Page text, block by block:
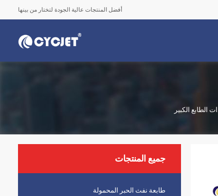
أفضل المنتجات عالية الجودة لتختار من بينها
جميع المنتجات
طابعة نفث الحبر المحمولة